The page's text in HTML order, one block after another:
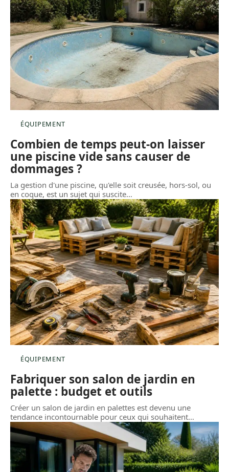
ÉQUIPEMENT
Combien de temps peut-on laisser
une piscine vide sans causer de
dommages ?
La gestion d'une piscine, qu'elle soit creusée, hors-sol, ou
en coque, est un sujet qui suscite…
ÉQUIPEMENT
Fabriquer son salon de jardin en
palette : budget et outils
Créer un salon de jardin en palettes est devenu une
tendance incontournable pour ceux qui souhaitent…